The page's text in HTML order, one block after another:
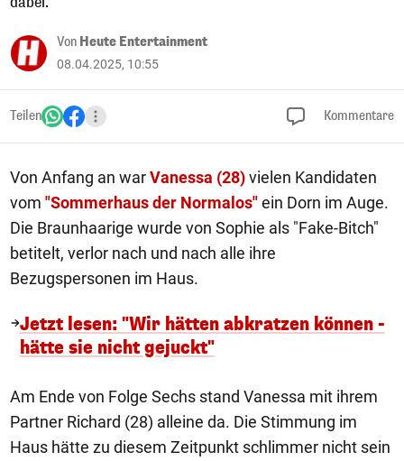
Von Heute Entertainment
08.04.2025, 10:55
Teilen Kommentare
Von Anfang an warVanessa (28)vielen Kandidaten
vom "Sommerhaus der Normalos"ein Dorn im Auge.
Die Braunhaarige wurde von Sophie als "Fake-Bitch"
betitelt, verlor nach und nach alle ihre
Bezugspersonen im Haus.
Jetzt lesen: "Wir hätten abkratzen können -
hätte sie nicht gejuckt"
Am Ende von Folge Sechs stand Vanessa mit ihrem
Partner Richard (28) alleine da. Die Stimmung im
Haus hätte zu diesem Zeitpunkt schlimmer nicht sein